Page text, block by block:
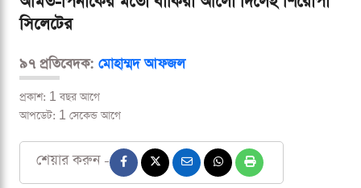
সিলেটের
৯৭ প্রতিবেদক: মোহাম্মদ আফজল
প্রকাশ: 1 বছর আগে
আপডেট: 1 সেকেন্ড আগে
শেয়ার করুন -